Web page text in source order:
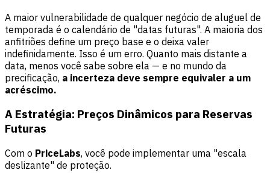
A maior vulnerabilidade de qualquer negócio de aluguel de
temporada é o calendário de "datas futuras". A maioria dos
anfitriões define um preço base e o deixa valer
indefinidamente. Isso é um erro. Quanto mais distante a
data, menos você sabe sobre ela — e no mundo da
precificação, a incerteza deve sempre equivaler a um
acréscimo.
A Estratégia: Preços Dinâmicos para Reservas
Futuras
Com o PriceLabs, você pode implementar uma "escala
deslizante" de proteção.